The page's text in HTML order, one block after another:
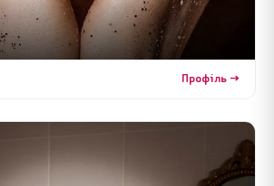
Профіль →